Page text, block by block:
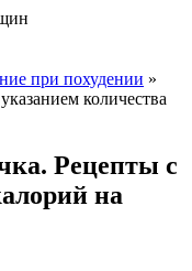
при похудении »
количества
Рецепты с
на